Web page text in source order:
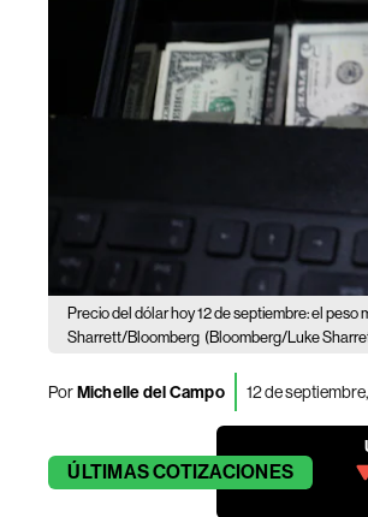
Precio del dólar hoy 12 de septiembre: el
Sharrett/Bloomberg (Bloomberg/Luke
PorMichelle del Campo 12 de
ÚLTIMASCOTIZACIONES